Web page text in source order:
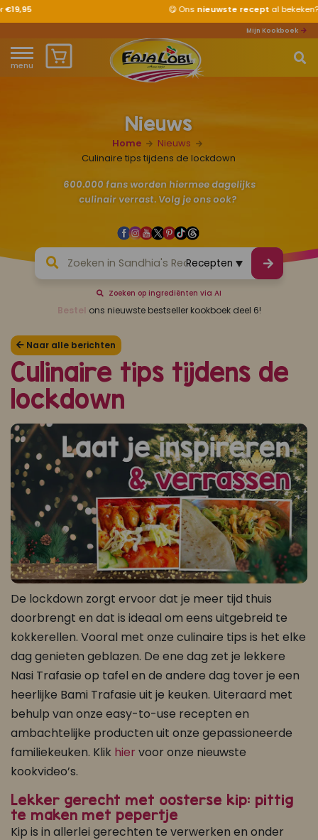
nieuwste receptal bekeken?
Mijn Kookboek
menu
Waar ben je naar op zoek?
Home
Over ons
Recepten
Producten
Waar verkrijgbaar?
Mijn kookboek
Zomervakantie 2026
Koop ons bestseller kookboek
Of klik hier om je aan te melden voor Mijn Kookboek.
Nieuws
Home
Nieuws
Culinaire tips tijdens de lockdown
600.000 fans worden hiermee dagelijks
culinair verrast. Volg je ons ook?
Zoeken op ingrediënten via AI
Bestel ons nieuwste bestseller kookboek deel 6!
Naar alle berichten
Culinaire tips tijdens de
lockdown
De lockdown zorgt ervoor dat je meer tijd thuis
doorbrengt en dat is ideaal om eens uitgebreid te
kokkerellen. Vooral met onze culinaire tips is het elke
dag genieten geblazen. De ene dag zet je lekkere
Nasi Trafasie op tafel en de andere dag tover je een
heerlijke Bami Trafasie uit je keuken. Uiteraard met
behulp van onze easy-to-use recepten en
ambachtelijke producten uit onze gepassioneerde
familiekeuken. Klik hier voor onze nieuwste
kookvideo’s.
Lekker gerecht met oosterse kip: pittig
te maken met pepertje
Kip is in allerlei gerechten te verwerken en onder